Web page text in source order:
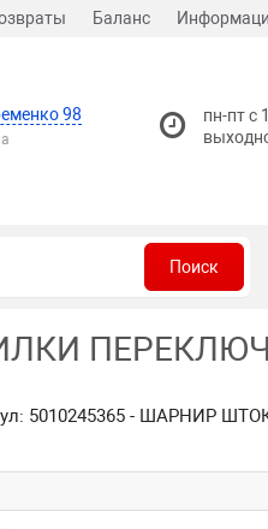
Баланс
98
пн-пт с
Поиск
5010245365 - ШАРНИР